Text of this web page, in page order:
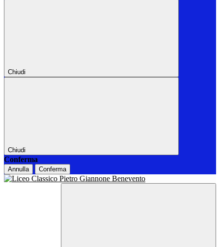
Chiudi
Chiudi
Conferma
Annulla Conferma